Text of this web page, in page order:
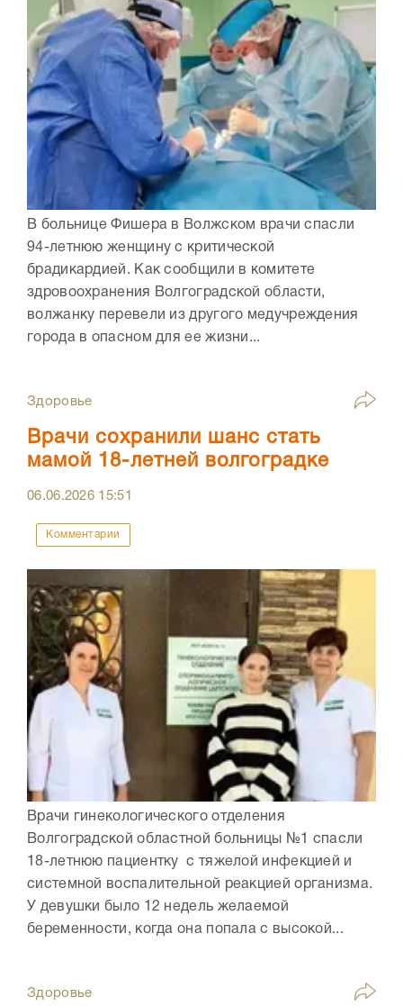
В больнице Фишера в Волжском врачи спасли
94-летнюю женщину с критической
брадикардией. Как сообщили в комитете
здровоохранения Волгоградской области,
волжанку перевели из другого медучреждения
города в опасном для ее жизни...
Здоровье
Врачи сохранили шанс стать
мамой 18-летней волгоградке
06.06.2026 15:51
Комментарии
Врачи гинекологического отделения
Волгоградской областной больницы №1 спасли
18-летнюю пациентку с тяжелой инфекцией и
системной воспалительной реакцией организма.
У девушки было 12 недель желаемой
беременности, когда она попала с высокой...
Здоровье